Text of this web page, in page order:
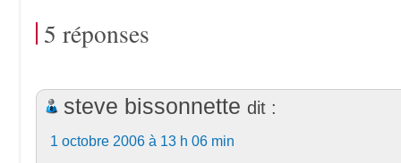
5 réponses
steve bissonnette dit :
1 octobre 2006 à 13 h 06 min